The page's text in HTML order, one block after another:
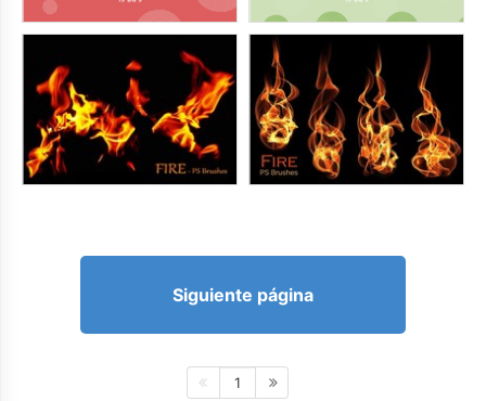
Siguiente página
1